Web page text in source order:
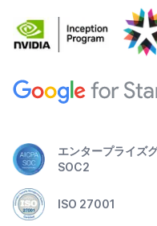
エンタープライズ
SOC2
ISO 27001